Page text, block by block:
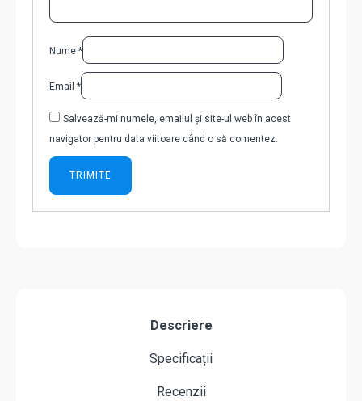
Nume *
Email *
Salvează-mi numele, emailul și site-ul web în acest
navigator pentru data viitoare când o să comentez.
Descriere
Specificații
Recenzii